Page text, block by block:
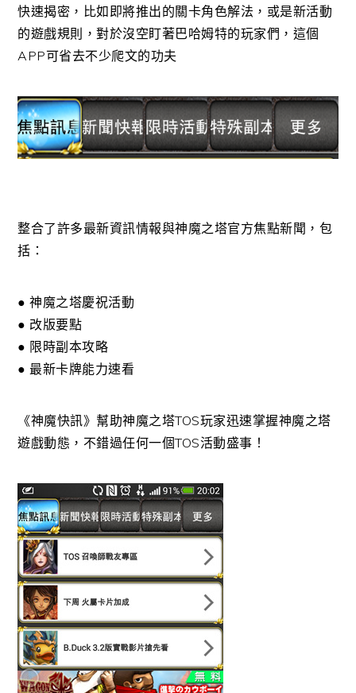
快速揭密，比如即將推出的關卡角色解法，或是新活動
的遊戲規則，對於沒空盯著巴哈姆特的玩家們，這個
APP可省去不少爬文的功夫
整合了許多最新資訊情報與神魔之塔官方焦點新聞，包
括：
● 神魔之塔慶祝活動
● 改版要點
● 限時副本攻略
● 最新卡牌能力速看
《神魔快訊》幫助神魔之塔TOS玩家迅速掌握神魔之塔
遊戲動態，不錯過任何一個TOS活動盛事！